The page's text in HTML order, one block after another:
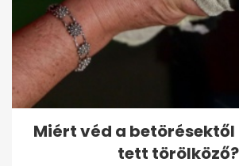
Miért véd a
tett törölköző?